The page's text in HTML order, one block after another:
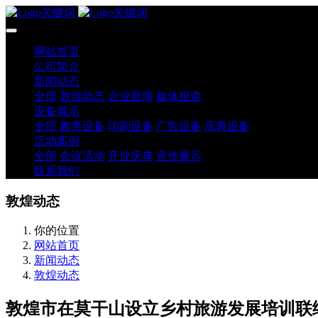
网站首页
公司简介
新闻动态
全部 敦煌动态 企业新闻 媒体报道
设备展示
全部 舞美设备 印刷设备 广告设备 庆典设备
活动案例
全部 会议活动 开业庆典 宣传展示
联系我们
敦煌动态
你的位置
网站首页
新闻动态
敦煌动态
敦煌市在莫干山设立乡村旅游发展培训联